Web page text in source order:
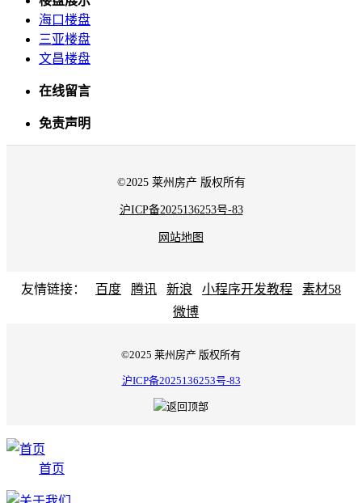
海口楼盘
三亚楼盘
文昌楼盘
在线留言
免责声明
©2025 莱州房产 版权所有
沪ICP备2025136253号-83
网站地图
友情链接： 百度 腾讯 新浪 小程序开发教程
素材58
微博
©2025 莱州房产 版权所有
沪ICP备2025136253号-83
首页